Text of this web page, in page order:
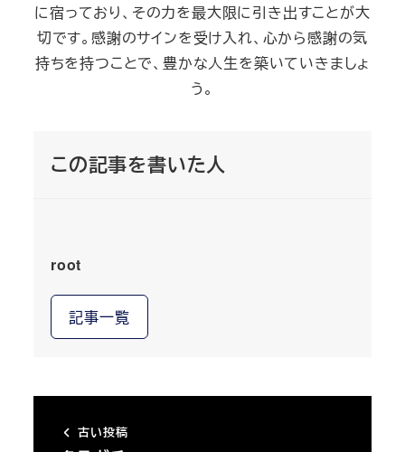
に宿っており、その力を最大限に引き出すことが大
切です。感謝のサインを受け入れ、心から感謝の気
持ちを持つことで、豊かな人生を築いていきましょ
う。
この記事を書いた人
root
記事一覧
古い投稿